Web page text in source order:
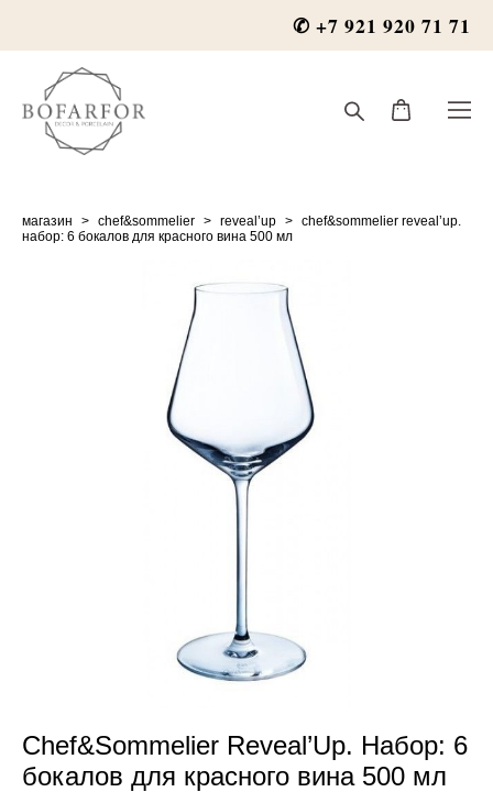
✆ +7 921 920 71 71
магазин > chef&sommelier > reveal’up > chef&sommelier reveal’up.
набор: 6 бокалов для красного вина 500 мл
Chef&Sommelier Reveal’Up. Набор: 6
бокалов для красного вина 500 мл